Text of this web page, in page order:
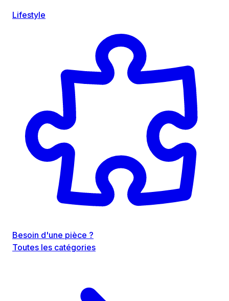
Lifestyle
Besoin d'une pièce ?
Toutes les catégories